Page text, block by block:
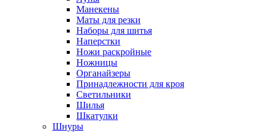
Манекены
Маты для резки
Наборы для шитья
Наперстки
Ножи раскройные
Ножницы
Органайзеры
Принадлежности для кроя
Светильники
Шилья
Шкатулки
Шнуры